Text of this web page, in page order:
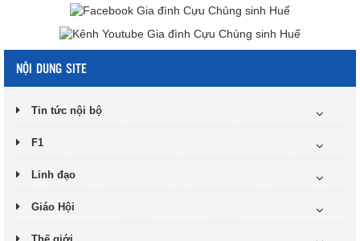
NỘI DUNG SITE
Tin tức nội bộ
F1
Linh đạo
Giáo Hội